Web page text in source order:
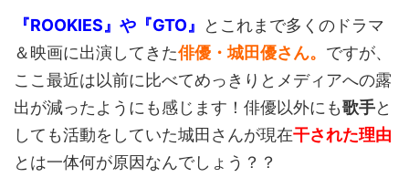
『ROOKIES』や『GTO』
とこれまで多くのドラマ
＆映画に出演してきた俳優・城田優さん。 ですが、
ここ最近は以前に比べてめっきりとメディアへの露
出が減ったようにも感じます！俳優以外にも歌手と
しても活動をしていた城田さんが現在干された理由
とは一体何が原因なんでしょう？？